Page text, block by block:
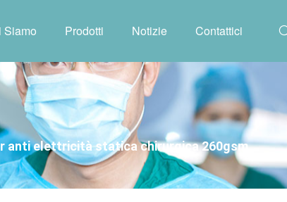
Siamo Prodotti Notizie Contattici
anti elettricità statica chirurgica 260gsm